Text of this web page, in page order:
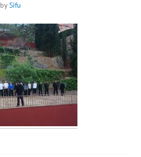
bySifu